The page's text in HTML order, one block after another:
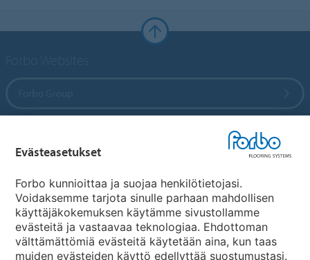
Maakohtaiset sivut
Evästeasetukset
Forbo kunnioittaa ja suojaa henkilötietojasi.
Voidaksemme tarjota sinulle parhaan mahdollisen
käyttäjäkokemuksen käytämme sivustollamme
evästeitä ja vastaavaa teknologiaa. Ehdottoman
välttämättömiä evästeitä käytetään aina, kun taas
muiden evästeiden käyttö edellyttää suostumustasi.